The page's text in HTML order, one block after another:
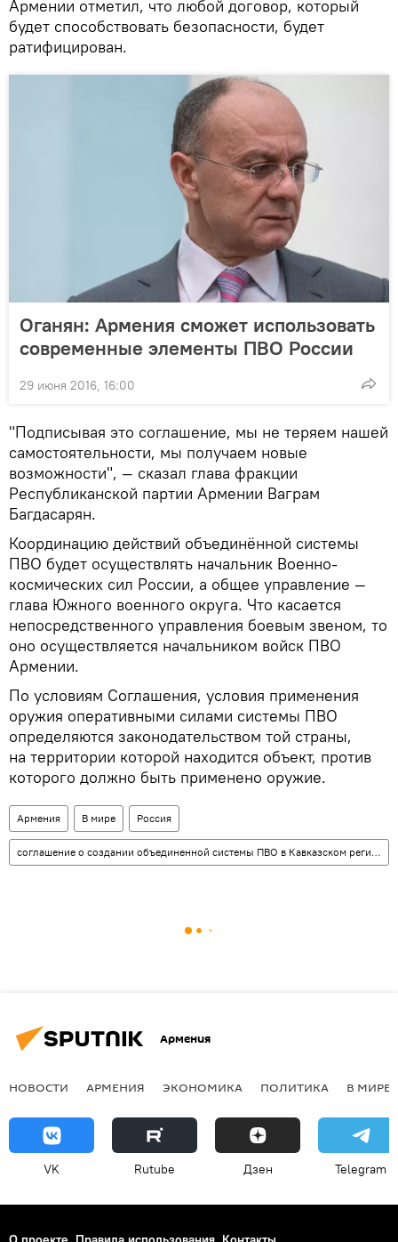
Армении отметил, что любой договор, который
будет способствовать безопасности, будет
ратифицирован.
Оганян: Армения сможет использовать
современные элементы ПВО России
29 июня 2016, 16:00
"Подписывая это соглашение, мы не теряем нашей
самостоятельности, мы получаем новые
возможности", — сказал глава фракции
Республиканской партии Армении Ваграм
Багдасарян.
Координацию действий объединённой системы
ПВО будет осуществлять начальник Военно-
космических сил России, а общее управление —
глава Южного военного округа. Что касается
непосредственного управления боевым звеном, то
оно осуществляется начальником войск ПВО
Армении.
По условиям Соглашения, условия применения
оружия оперативными силами системы ПВО
определяются законодательством той страны,
на территории которой находится объект, против
которого должно быть применено оружие.
Армения В мире Россия
соглашение о создании объединенной системы ПВО в Кавказском регионе
Армения
НОВОСТИ АРМЕНИЯ ЭКОНОМИКА ПОЛИТИКА В МИРЕ
VK Rutube Дзен Telegram